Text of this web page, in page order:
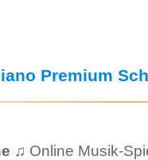
Premium
♫ Online Musik-